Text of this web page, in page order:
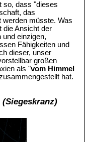
so, dass "dieses
das
werden müsste. Was
die Ansicht der
und einzigen,
Fähigkeiten und
dieser, unser
großen
als "vom Himmel
hat.